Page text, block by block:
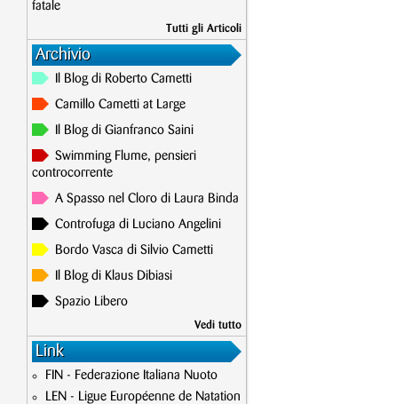
fatale
Tutti gli Articoli
Archivio
Il Blog di Roberto Cametti
Camillo Cametti at Large
Il Blog di Gianfranco Saini
Swimming Flume, pensieri
controcorrente
A Spasso nel Cloro di Laura Binda
Controfuga di Luciano Angelini
Bordo Vasca di Silvio Cametti
Il Blog di Klaus Dibiasi
Spazio Libero
Vedi tutto
Link
FIN - Federazione Italiana Nuoto
LEN - Ligue Européenne de Natation